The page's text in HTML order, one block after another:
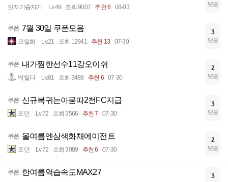
인자기줍자기 Lv.49 조회 9007 추천 6 08-03 댓글
쿠폰 7월 30일 쿠폰모음
모일화 Lv.21 조회 12941 추천 13 07-30
3
댓글
쿠폰 내가찜한선수11강오이쉬
박틸다 Lv.81 조회 3488 추천 6 07-30
2
댓글
쿠폰 신규복귀는아묻따2천FC지급
조던 Lv.72 조회 3566 추천 7 07-30
3
댓글
쿠폰 올여름엔삼색화채에이전트
조던 Lv.72 조회 3089 추천 6 07-30
2
댓글
쿠폰 한여름역습속도MAX27 3